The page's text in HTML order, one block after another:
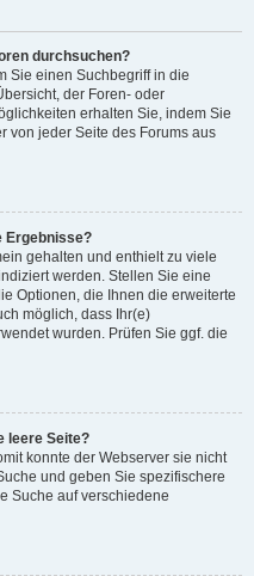
durchsuchen?
Sie einen Suchbegriff in die
der Foren- oder
erhalten Sie, indem Sie
von jeder Seite des Forums aus
Ergebnisse?
gehalten und enthielt zu viele
werden. Stellen Sie eine
Optionen, die Ihnen die erweiterte
möglich, dass Ihr(e)
wurden. Prüfen Sie ggf. die
leere Seite?
konnte der Webserver sie nicht
und geben Sie spezifischere
Suche auf verschiedene